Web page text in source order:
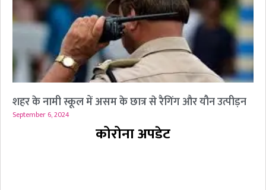
शहर के नामी स्कूल में असम के छात्र से रैगिंग और यौन उत्पीड़न
September 6, 2024
कोरोना अपडेट